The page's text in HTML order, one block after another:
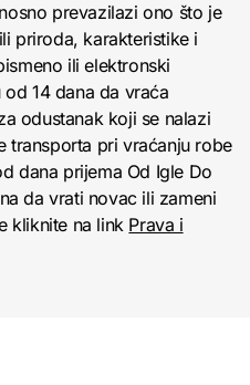
prevazilazi ono što je
priroda, karakteristike i
ili elektronski
14 dana da vraća
odustanak koji se nalazi
transporta pri vraćanju robe
dana prijema Od Igle Do
da vrati novac ili zameni
kliknite na link Prava i